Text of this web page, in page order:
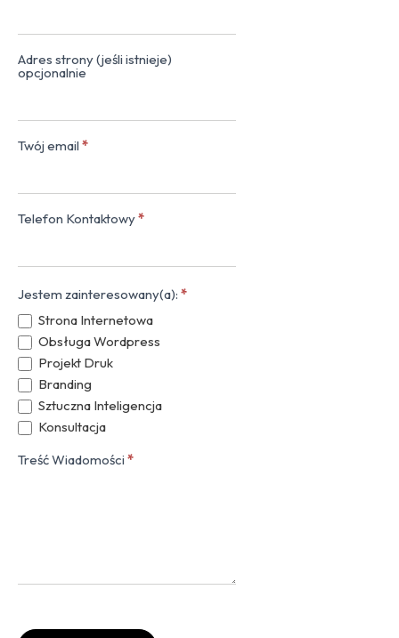
Adres strony (jeśli istnieje)
opcjonalnie
Twój email *
Telefon Kontaktowy*
Jestem zainteresowany(a): *
Strona Internetowa
Obsługa Wordpress
Projekt Druk
Branding
Sztuczna Inteligencja
Konsultacja
Treść Wiadomości *